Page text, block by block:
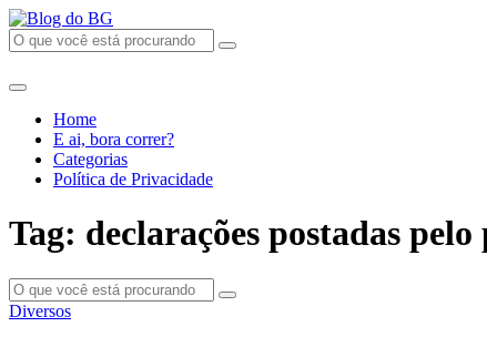
Home
E ai, bora correr?
Categorias
Política de Privacidade
Tag: declarações postadas pelo
Diversos